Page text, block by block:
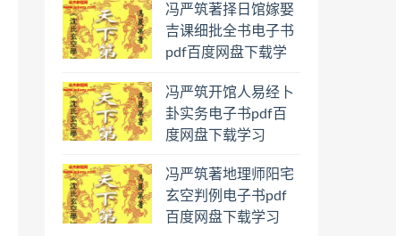
冯严筑著择日馆嫁娶
吉课细批全书电子书
pdf百度网盘下载学
冯严筑开馆人易经卜
卦实务电子书pdf百
度网盘下载学习
冯严筑著地理师阳宅
玄空判例电子书pdf
百度网盘下载学习